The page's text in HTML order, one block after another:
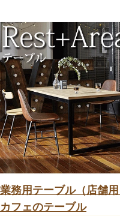
業務用テーブル（店舗
カフェのテーブル